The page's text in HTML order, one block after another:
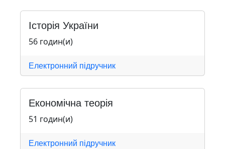
Історія України
56 годин(и)
Електронний підручник
Економічна теорія
51 годин(и)
Електронний підручник